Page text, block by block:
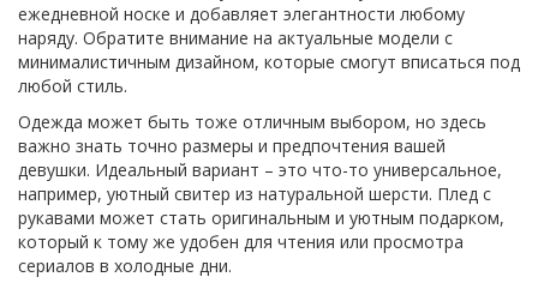
ежедневной носке и добавляет элегантности любому
наряду. Обратите внимание на актуальные модели с
минималистичным дизайном, которые смогут вписаться под
любой стиль.
Одежда может быть тоже отличным выбором, но здесь
важно знать точно размеры и предпочтения вашей
девушки. Идеальный вариант – это что-то универсальное,
например, уютный свитер из натуральной шерсти. Плед с
рукавами может стать оригинальным и уютным подарком,
который к тому же удобен для чтения или просмотра
сериалов в холодные дни.